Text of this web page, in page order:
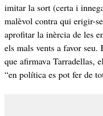
imitar la sort (certa i
malèvol contra qui erigir-
aprofitar la inèrcia de les
els mals vents a favor
que afirmava Tarradellas,
“en política es pot fer de